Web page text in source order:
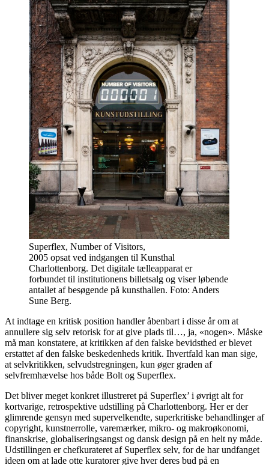
Superflex, Number of Visitors,
2005 opsat ved indgangen til Kunsthal
Charlottenborg. Det digitale tælleapparat er
forbundet til institutionens billetsalg og viser løbende
antallet af besøgende på kunsthallen. Foto: Anders
Sune Berg.
At indtage en kritisk position handler åbenbart i disse år om at
annullere sig selv retorisk for at give plads til…, ja, «nogen». Måske
må man konstatere, at kritikken af den falske bevidsthed er blevet
erstattet af den falske beskedenheds kritik. Ihvertfald kan man sige,
at selvkritikken, selvudstregningen, kun øger graden af
selvfremhævelse hos både Bolt og Superflex.
Det bliver meget konkret illustreret på Superflex’ i øvrigt alt for
kortvarige, retrospektive udstilling på Charlottenborg. Her er der
glimrende gensyn med supervelkendte, superkritiske behandlinger af
copyright, kunstnerrolle, varemærker, mikro- og makroøkonomi,
finanskrise, globaliseringsangst og dansk design på en helt ny måde.
Udstillingen er chefkurateret af Superflex selv, for de har undfanget
ideen om at lade otte kuratorer give hver deres bud på en